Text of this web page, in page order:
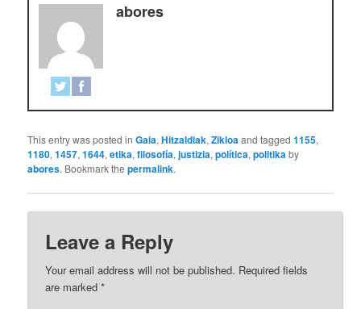
abores
This entry was posted inGaia,Hitzaldiak,Zikloaand tagged1155,
1180,1457,1644,etika,filosofía,justizia,política,politikaby
abores. Bookmark thepermalink.
Leave a Reply
Your email address will not be published. Required fields
are marked*